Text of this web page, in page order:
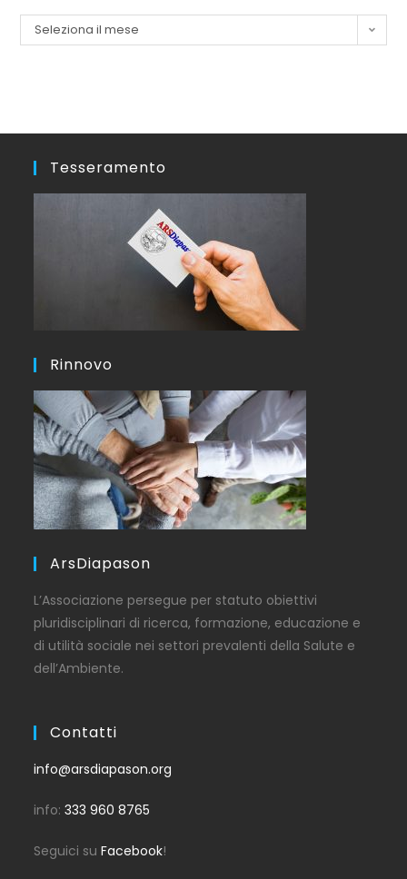
Seleziona il mese
Tesseramento
Rinnovo
ArsDiapason
L’Associazione persegue per statuto obiettivi
pluridisciplinari di ricerca, formazione, educazione e
di utilità sociale nei settori prevalenti della Salute e
dell’Ambiente.
Contatti
info@arsdiapason.org
info:333 960 8765
Seguici suFacebook!